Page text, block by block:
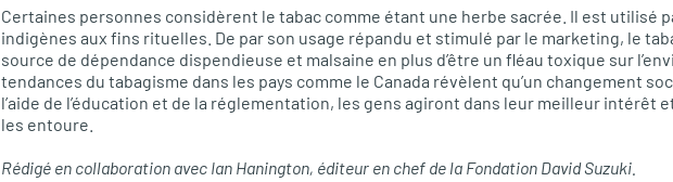
Certaines personnes considèrent le tabac comme étant une herbe sacrée. Il est utilisé
indigènes aux fins rituelles. De par son usage répandu et stimulé par le marketing, le
source de dépendance dispendieuse et malsaine en plus d’être un fléau toxique sur
tendances du tabagisme dans les pays comme le Canada révèlent qu’un changement
l’aide de l’éducation et de la réglementation, les gens agiront dans leur meilleur intérêt
les entoure.
Rédigé en collaboration avec Ian Hanington, éditeur en chef de la Fondation David Suzuki.